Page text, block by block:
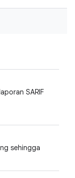
SARIF
sehingga